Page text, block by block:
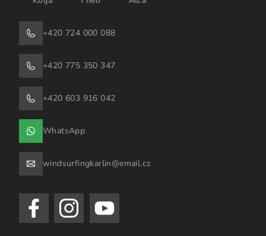
+420 724 000 088
+420 775 350 347
+420 603 916 042
WhatsApp
windsurfingkarlin@email.cz